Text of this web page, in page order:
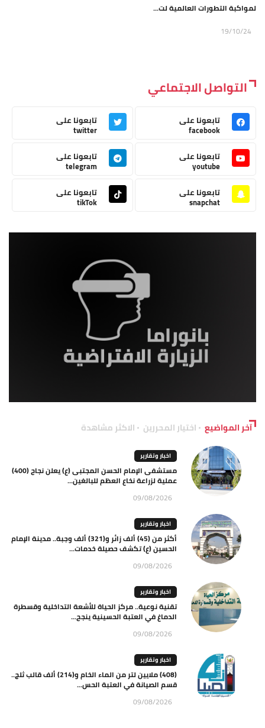
لمواكبة التطورات العالمية لت...
19/10/24
التواصل الاجتماعي
تابعونا على
facebook
تابعونا على
twitter
تابعونا على
youtube
تابعونا على
telegram
تابعونا على
snapchat
تابعونا على
tikTok
آخر المواضيع اختيار المحررين الاكثر مشاهدة
اخبار وتقارير
مستشفى الإمام الحسن المجتبى (ع) يعلن نجاح (400)
عملية لزراعة نخاع العظم للبالغين...
09/08/2026
اخبار وتقارير
أكثر من (45) ألف زائر و(321) ألف وجبة.. مدينة الإمام
الحسين (ع) تكشف حصيلة خدمات...
09/08/2026
اخبار وتقارير
تقنية نوعية.. مركز الحياة للأشعة التداخلية وقسطرة
الدماغ في العتبة الحسينية ينجح...
09/08/2026
اخبار وتقارير
(408) ملايين لتر من الماء الخام و(214) ألف قالب ثلج..
قسم الصيانة في العتبة الحس...
09/08/2026